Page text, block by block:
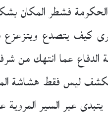
الحكومة فشطر المكان
كيف يتصدع ويتزعزع
عما انتهك من
ليس فقط هشاشة
عبر السير